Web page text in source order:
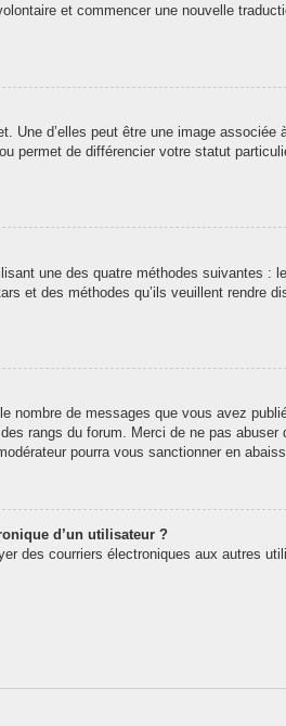
et commencer une nouvelle
d’elles peut être une image
de différencier votre statut
une des quatre méthodes suivantes
et des méthodes qu’ils veuillent rendre
nombre de messages que vous avez
rangs du forum. Merci de ne pas
pourra vous sanctionner en
d’un utilisateur ?
courriers électroniques aux autres